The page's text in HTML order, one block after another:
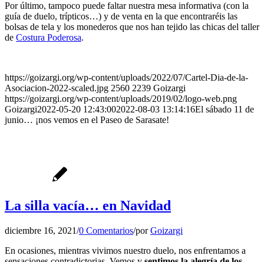
Por último, tampoco puede faltar nuestra mesa informativa (con la
guía de duelo, trípticos…) y de venta en la que encontraréis las
bolsas de tela y los monederos que nos han tejido las chicas del taller
de Costura Poderosa.
https://goizargi.org/wp-content/uploads/2022/07/Cartel-Dia-de-la-
Asociacion-2022-scaled.jpg 2560 2239 Goizargi
https://goizargi.org/wp-content/uploads/2019/02/logo-web.png
Goizargi2022-05-20 12:43:002022-08-03 13:14:16El sábado 11 de
junio… ¡nos vemos en el Paseo de Sarasate!
La silla vacía… en Navidad
diciembre 16, 2021/0 Comentarios/porGoizargi
En ocasiones, mientras vivimos nuestro duelo, nos enfrentamos a